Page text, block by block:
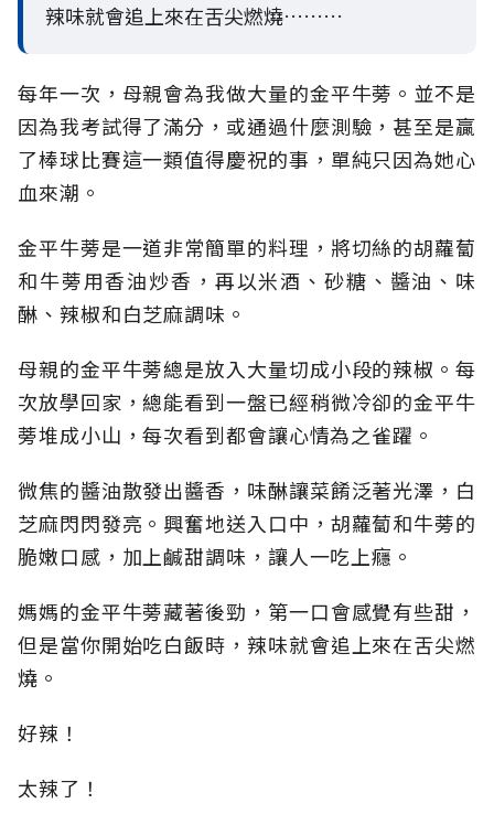
辣味就會追上來在舌尖燃燒………
每年一次，母親會為我做大量的金平牛蒡。並不是
因為我考試得了滿分，或通過什麼測驗，甚至是贏
了棒球比賽這一類值得慶祝的事，單純只因為她心
血來潮。
金平牛蒡是一道非常簡單的料理，將切絲的胡蘿蔔
和牛蒡用香油炒香，再以米酒、砂糖、醬油、味
醂、辣椒和白芝麻調味。
母親的金平牛蒡總是放入大量切成小段的辣椒。每
次放學回家，總能看到一盤已經稍微冷卻的金平牛
蒡堆成小山，每次看到都會讓心情為之雀躍。
微焦的醬油散發出醬香，味醂讓菜餚泛著光澤，白
芝麻閃閃發亮。興奮地送入口中，胡蘿蔔和牛蒡的
脆嫩口感，加上鹹甜調味，讓人一吃上癮。
媽媽的金平牛蒡藏著後勁，第一口會感覺有些甜，
但是當你開始吃白飯時，辣味就會追上來在舌尖燃
燒。
好辣！
太辣了！